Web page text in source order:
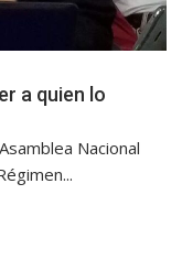
a quien lo
Nacional